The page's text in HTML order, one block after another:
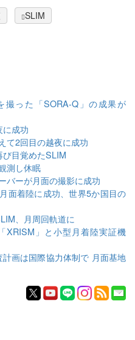
SLIM
撮った「SORA-Q」の成果が
成功
て2回目の越夜に成功
目覚めたSLIM
測し休眠
バーが月面の撮影に成功
面着陸に成功、世界5か国目の
、月周回軌道に
XRISM」と小型月着陸実証機
画は国際協力体制で 月面基地